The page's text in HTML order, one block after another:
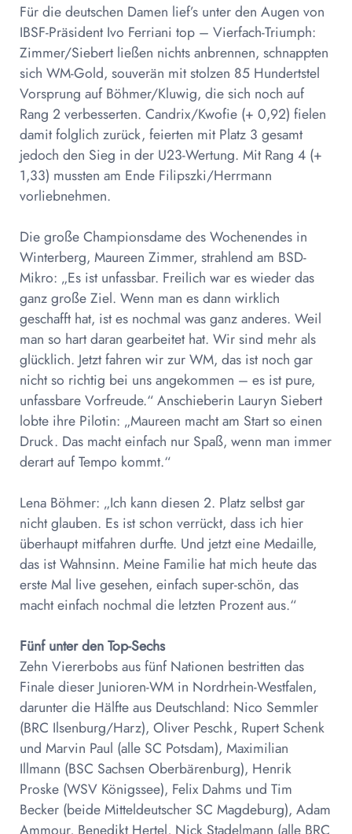
Für die deutschen Damen lief’s unter den Augen von
IBSF-Präsident Ivo Ferriani top – Vierfach-Triumph:
Zimmer/Siebert ließen nichts anbrennen, schnappten
sich WM-Gold, souverän mit stolzen 85 Hundertstel
Vorsprung auf Böhmer/Kluwig, die sich noch auf
Rang 2 verbesserten. Candrix/Kwofie (+ 0,92) fielen
damit folglich zurück, feierten mit Platz 3 gesamt
jedoch den Sieg in der U23-Wertung. Mit Rang 4 (+
1,33) mussten am Ende Filipszki/Herrmann
vorliebnehmen.
Die große Championsdame des Wochenendes in
Winterberg, Maureen Zimmer, strahlend am BSD-
Mikro: „Es ist unfassbar. Freilich war es wieder das
ganz große Ziel. Wenn man es dann wirklich
geschafft hat, ist es nochmal was ganz anderes. Weil
man so hart daran gearbeitet hat. Wir sind mehr als
glücklich. Jetzt fahren wir zur WM, das ist noch gar
nicht so richtig bei uns angekommen – es ist pure,
unfassbare Vorfreude.“ Anschieberin Lauryn Siebert
lobte ihre Pilotin: „Maureen macht am Start so einen
Druck. Das macht einfach nur Spaß, wenn man immer
derart auf Tempo kommt.“
Lena Böhmer: „Ich kann diesen 2. Platz selbst gar
nicht glauben. Es ist schon verrückt, dass ich hier
überhaupt mitfahren durfte. Und jetzt eine Medaille,
das ist Wahnsinn. Meine Familie hat mich heute das
erste Mal live gesehen, einfach super-schön, das
macht einfach nochmal die letzten Prozent aus.“
Fünf unter den Top-Sechs
Zehn Viererbobs aus fünf Nationen bestritten das
Finale dieser Junioren-WM in Nordrhein-Westfalen,
darunter die Hälfte aus Deutschland: Nico Semmler
(BRC Ilsenburg/Harz), Oliver Peschk, Rupert Schenk
und Marvin Paul (alle SC Potsdam), Maximilian
Illmann (BSC Sachsen Oberbärenburg), Henrik
Proske (WSV Königssee), Felix Dahms und Tim
Becker (beide Mitteldeutscher SC Magdeburg), Adam